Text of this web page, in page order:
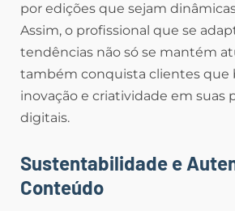
por edições que sejam
Assim, o profissional que se
tendências não só se mantém
também conquista clientes que
inovação e criatividade em suas
digitais.
Sustentabilidade e
Conteúdo